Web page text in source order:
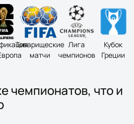
Товарищеские
матчи
Лига
чемпионов
Кубок
Греции
чемпионатов, что и